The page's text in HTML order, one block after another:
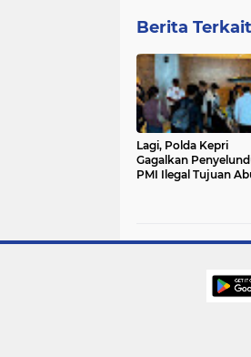
Berita Terkait
Lagi, Polda Kepri
Gagalkan
PMI Ilegal Tujuan